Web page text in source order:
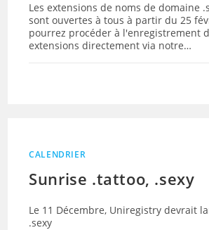
Les extensions de noms de domaine
sont ouvertes à tous à partir du 25
pourrez procéder à l'enregistrement
extensions directement via notre…
CALENDRIER
Sunrise .tattoo, .sexy
Le 11 Décembre, Uniregistry devrait
.sexy